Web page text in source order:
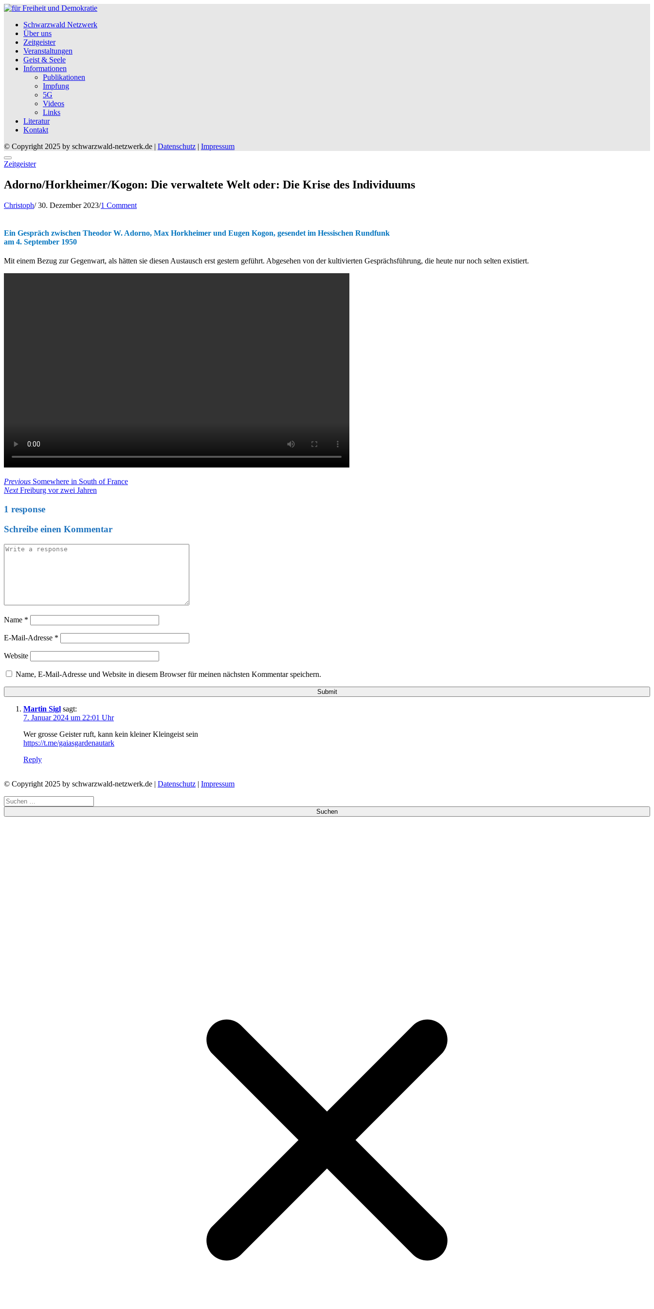
Schwarzwald Netzwerk
Über uns
Zeitgeister
Veranstaltungen
Geist & Seele
Informationen
Publikationen
Impfung
5G
Videos
Links
Literatur
Kontakt
© Copyright 2025 by schwarzwald-netzwerk.de | Datenschutz | Impressum
Posted
Zeitgeister
Adorno/Horkheimer/Kogon: Die verwaltete Welt oder: Die Krise des Individuums
Christoph/Posted
30. Dezember 2023/1 Comment
Ein Gespräch zwischen Theodor W. Adorno, Max Horkheimer und Eugen Kogon, gesendet im Hessischen Rundfunk
am 4. September 1950
Mit einem Bezug zur Gegenwart, als hätten sie diesen Austausch erst gestern geführt. Abgesehen von der kultivierten Gesprächsführung, die heute nur noch selten existiert.
Beitragsnavigation
Previous
Post
Previous Somewhere in South of France
Next
Next Freiburg vor zwei Jahren
1 response
Schreibe einen Kommentar
Name *
E-Mail-Adresse *
Website
Name, E-Mail-Adresse und Website in diesem Browser für meinen nächsten Kommentar speichern.
Martin Sigl sagt:
7. Januar 2024 um 22:01 Uhr
Wer grosse Geister ruft, kann kein kleiner Kleingeist sein
https://t.me/gaiasgardenautark
Reply
© Copyright 2025 by schwarzwald-netzwerk.de | Datenschutz | Impressum
Suchen
nach: